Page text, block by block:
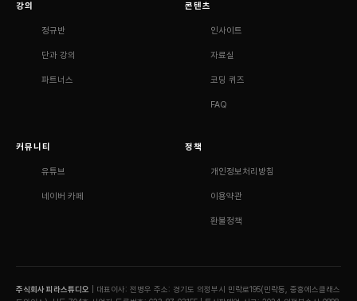
강의
정규반
단과 강의
파트너스
콘텐츠
인사이트
자료실
코딩 퀴즈
FAQ
커뮤니티
유튜브
네이버 카페
정책
개인정보처리방침
이용약관
환불정책
주식회사 피라스튜디오 | 대표이사: 전병우 주소: 경기도 의정부시 민락로195(민락동, 중흥에스클래스